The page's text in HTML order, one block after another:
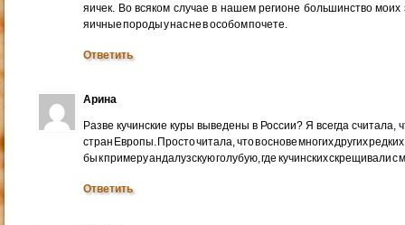
яичек. Во всяком случае в нашем регионе большинство
яичные породы у нас не в особом почете.
Ответить
Арина
Разве кучинские куры выведены в России? Я всегда
стран Европы. Просто читала, что в основе многих других
бы к примеру андалузскую голубую, где кучинских скрещивали
Ответить